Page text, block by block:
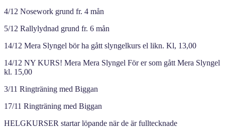
4/12 Nosework grund fr. 4 mån
5/12 Rallylydnad grund fr. 6 mån
14/12 Mera Slyngel bör ha gått slyngelkurs el likn. Kl, 13,00
14/12 NY KURS! Mera Mera Slyngel För er som gått Mera Slyngel
kl. 15,00
3/11 Ringträning med Biggan
17/11 Ringträning med Biggan
HELGKURSER startar löpande när de är fulltecknade